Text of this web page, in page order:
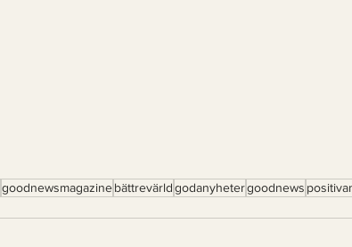
goodnewsmagazinebättrevärldgodanyhetergoodnews